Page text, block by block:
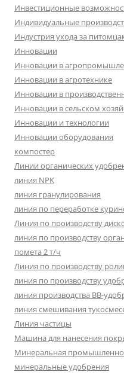
Инвестиционные
Индивидуальные
Индустрия ухода за
Инновации
Инновации в
Инновации в агротехнике
Инновации в
Инновации в сельском
Инновации и технологии
Инновации оборудования
компостер
Линии органических
линия NPK
линия гранулирования
линия по переработке
Линия по производству
линия по производству
помета 2 т/ч
Линия по производству
линия по производству
линия производства BB-
линия смешивания
Линия частицы
Машина для нанесения
Минеральная
минеральные удобрения